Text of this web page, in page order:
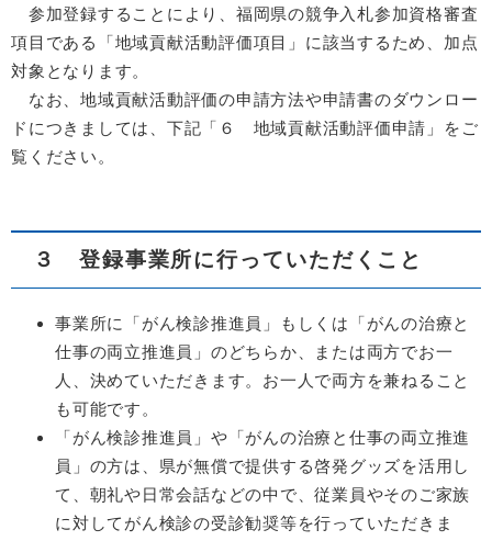
参加登録することにより、福岡県の競争入札参加資格審査
項目である「地域貢献活動評価項目」に該当するため、加点
対象となります。
なお、地域貢献活動評価の申請方法や申請書のダウンロー
ドにつきましては、下記「６ 地域貢献活動評価申請」をご
覧ください。
３ 登録事業所に行っていただくこと
事業所に「がん検診推進員」もしくは「がんの治療と
仕事の両立推進員」のどちらか、または両方でお一
人、決めていただきます。お一人で両方を兼ねること
も可能です。
「がん検診推進員」や「がんの治療と仕事の両立推進
員」の方は、県が無償で提供する啓発グッズを活用し
て、朝礼や日常会話などの中で、従業員やそのご家族
に対してがん検診の受診勧奨等を行っていただきま